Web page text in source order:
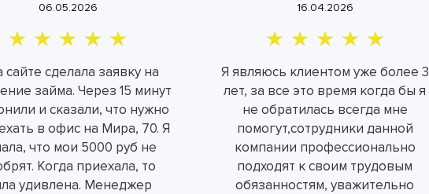
06.05.2026
сайте сделала заявку на
займа. Через 15 минут
и сказали, что нужно
в офис на Мира, 70. Я
что мои 5000 руб не
Когда приехала, то
удивлена. Менеджер
16.04.2026
Я являюсь клиентом уже более 3
лет, за все это время когда бы я
не обратилась всегда мне
помогут,сотрудники данной
компании профессионально
подходят к своим трудовым
обязанностям, уважительно